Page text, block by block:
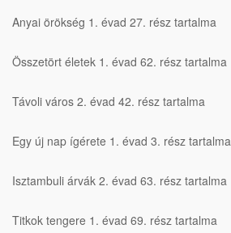
Anyai örökség 1. évad 27. rész tartalma
Összetört életek 1. évad 62. rész tartalma
Távoli város 2. évad 42. rész tartalma
Egy új nap ígérete 1. évad 3. rész tartalma
Isztambuli árvák 2. évad 63. rész tartalma
Titkok tengere 1. évad 69. rész tartalma